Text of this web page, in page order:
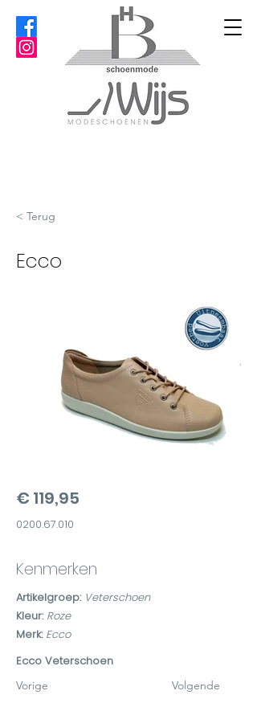
< Terug
Ecco
€ 119,95
0200.67.010
Kenmerken
Artikelgroep: Veterschoen
Kleur:Roze
Merk:Ecco
Ecco Veterschoen
Vorige Volgende